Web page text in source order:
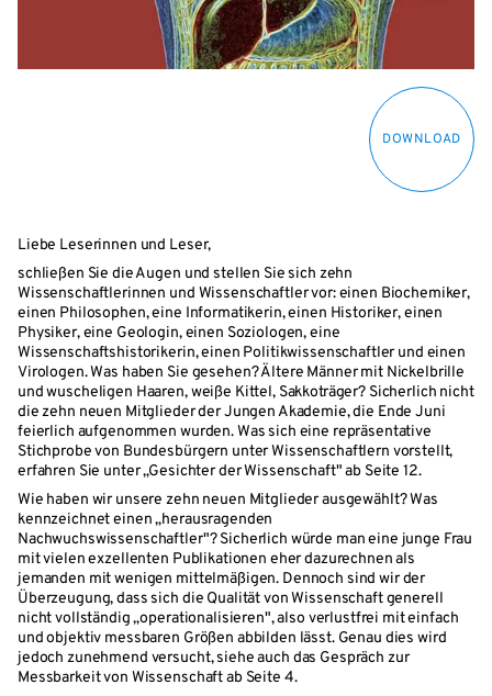
DOWNLOAD
Liebe Leserinnen und Leser,
schließen Sie die Augen und stellen Sie sich zehn
Wissenschaftlerinnen und Wissenschaftler vor: einen Biochemiker,
einen Philosophen, eine Informatikerin, einen Historiker, einen
Physiker, eine Geologin, einen Soziologen, eine
Wissenschaftshistorikerin, einen Politikwissenschaftler und einen
Virologen. Was haben Sie gesehen? Ältere Männer mit Nickelbrille
und wuscheligen Haaren, weiße Kittel, Sakkoträger? Sicherlich nicht
die zehn neuen Mitglieder der Jungen Akademie, die Ende Juni
feierlich aufgenommen wurden. Was sich eine repräsentative
Stichprobe von Bundesbürgern unter Wissenschaftlern vorstellt,
erfahren Sie unter „Gesichter der Wissenschaft" ab Seite 12.
Wie haben wir unsere zehn neuen Mitglieder ausgewählt? Was
kennzeichnet einen „herausragenden
Nachwuchswissenschaftler"? Sicherlich würde man eine junge Frau
mit vielen exzellenten Publikationen eher dazurechnen als
jemanden mit wenigen mittelmäßigen. Dennoch sind wir der
Überzeugung, dass sich die Qualität von Wissenschaft generell
nicht vollständig „operationalisieren", also verlustfrei mit einfach
und objektiv messbaren Größen abbilden lässt. Genau dies wird
jedoch zunehmend versucht, siehe auch das Gespräch zur
Messbarkeit von Wissenschaft ab Seite 4.